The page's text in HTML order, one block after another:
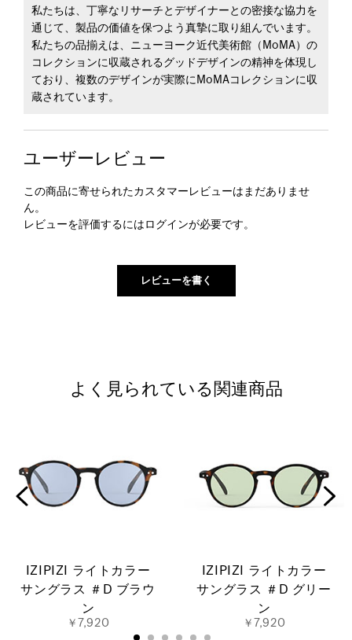
私たちは、丁寧なリサーチとデザイナーとの密接な協力を
通じて、製品の価値を保つよう真摯に取り組んでいます。
私たちの品揃えは、ニューヨーク近代美術館（MoMA）の
コレクションに収蔵されるグッドデザインの精神を体現し
ており、複数のデザインが実際にMoMAコレクションに収
蔵されています。
ユーザーレビュー
この商品に寄せられたカスタマーレビューはまだありませ
ん。
レビューを評価するには ログインが必要です。
よく見られている関連商品
IZIPIZI ライトカラー
サングラス ＃D ブラウ
ン
￥7,920
IZIPIZI ライトカラー
サングラス ＃D グリー
ン
￥7,920